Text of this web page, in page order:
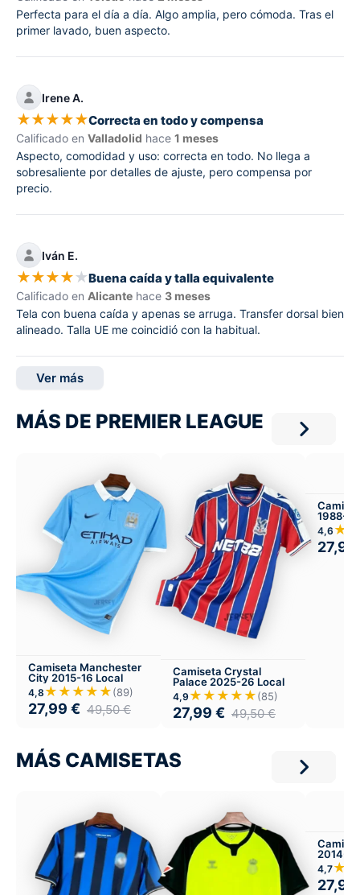
Perfecta para el día a día. Algo amplia, pero cómoda. Tras el
primer lavado, buen aspecto.
Irene A.
★★★★★Correcta en todo y compensa
Calificado en Valladolid hace 1 meses
Aspecto, comodidad y uso: correcta en todo. No llega a
sobresaliente por detalles de ajuste, pero compensa por
precio.
Iván E.
★★★★★Buena caída y talla equivalente
Calificado en Alicante hace 3 meses
Tela con buena caída y apenas se arruga. Transfer dorsal bien
alineado. Talla UE me coincidió con la habitual.
Ver más
MÁS DE PREMIER LEAGUE
Camiseta Manchester
City 2015-16 Local
4,8 ★★★★★(89)
27,99 € 49,50€
Camiseta Crystal
Palace 2025-26 Local
4,9 ★★★★★(85)
27,99 € 49,50€
1988-
4,6
27,99
MÁS CAMISETAS
2014-
4,7
27,99